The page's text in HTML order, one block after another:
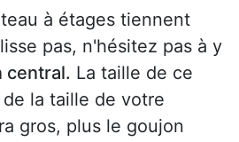
à étages tiennent
pas, n'hésitez pas à y
central. La taille de ce
la taille de votre
gros, plus le goujon